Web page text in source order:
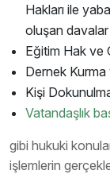
Hakları ile
oluşan davalar
Eğitim Hak ve
Dernek Kurma
Kişi
Vatandaşlık
gibi hukuki
işlemlerin